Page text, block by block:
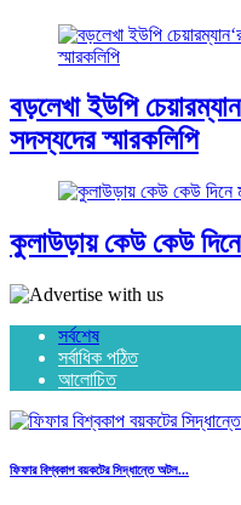
বড়লেখা ইউপি
সদস্যদের স্মারকলিপি
কুলাউড়ায় কেউ কেউ
সর্বশেষ
সর্বাধিক পঠিত
আলোচিত
ফিফার বিশ্বকাপ বয়কটের সিদ্ধান্তে অটল...